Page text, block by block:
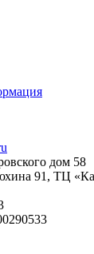
дом 58
91, ТЦ